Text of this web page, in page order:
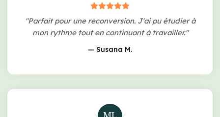
"Parfait pour une reconversion. J'ai pu étudier à
mon rythme tout en continuant à travailler."
— Susana M.